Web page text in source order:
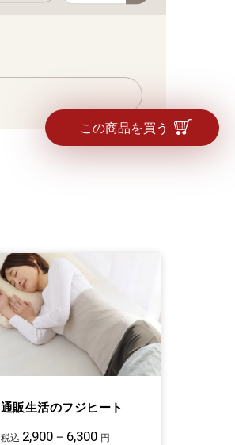
この商品を買う
通販生活のフジヒート
税込 2,900－6,300 円